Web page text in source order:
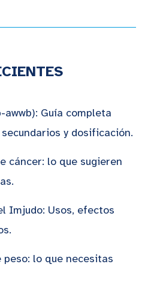
awwb): Guía completa
y dosificación.
cáncer: lo que sugieren
Imjudo: Usos, efectos
peso: lo que necesitas